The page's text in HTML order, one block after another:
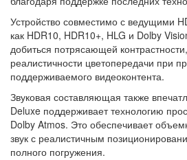
Устройство совместимо с ведущими
как HDR10, HDR10+, HLG и Dolby
добиться потрясающей
реалистичности цветопередачи при
поддерживаемого видеоконтента.
Звуковая составляющая также
Deluxe поддерживает технологию
Dolby Atmos. Это обеспечивает
звук с реалистичным
полного погружения.